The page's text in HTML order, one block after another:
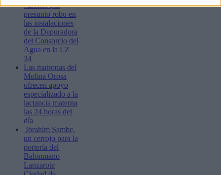
varones por
presunto robo en
las instalaciones
de la Depuradora
del Consorcio del
Agua en la LZ
34
Las matronas del
Molina Orosa
ofrecen apoyo
especializado a la
lactancia materna
las 24 horas del
día
Ibrahim Sambe,
un cerrojo para la
portería del
Balonmano
Lanzarote